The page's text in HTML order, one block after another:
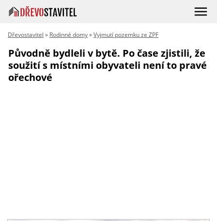
Dřevostavitel » Rodinné domy»Vyjmutí pozemku ze ZPF
Původně bydleli v bytě. Po čase zjistili, že
soužití s místními obyvateli není to pravé
ořechové